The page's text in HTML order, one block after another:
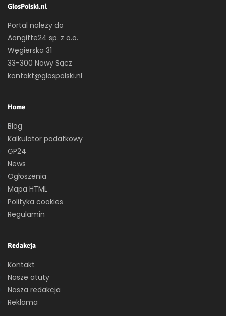
GlosPolski.nl
Portal należy do
Aangifte24 sp. z o.o.
Węgierska 31
33-300 Nowy Sącz
kontakt@glospolski.nl
Home
Blog
Kalkulator podatkowy
GP24
News
Ogłoszenia
Mapa HTML
Polityka cookies
Regulamin
Redakcja
Kontakt
Nasze atuty
Nasza redakcja
Reklama